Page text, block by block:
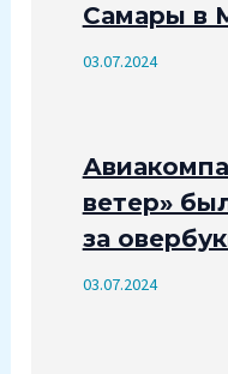
Самары в
03.07.2024
ветер»
за
03.07.2024